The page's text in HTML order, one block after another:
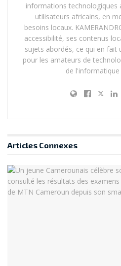
informations technologiques
utilisateurs africains, en
besoins locaux.
accessibilité, ses contenus
sujets abordés, ce qui en fait
pour les amateurs de
de l'informatique
Articles Connexes